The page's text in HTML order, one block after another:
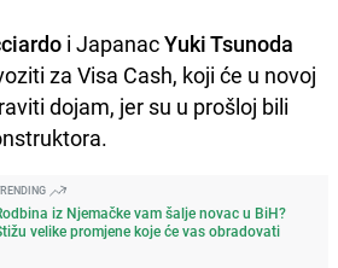
i JapanacYuki Tsunoda
za Visa Cash, koji će u novoj
dojam, jer su u prošloj bili
iz Njemačke vam šalje novac u BiH?
velike promjene koje će vas obradovati